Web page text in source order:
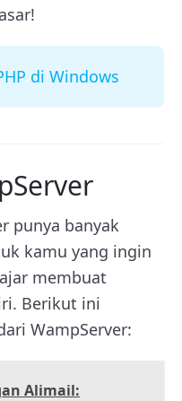
di Windows
punya banyak
kamu yang ingin
membuat
Berikut ini
WampServer:
Alimail: